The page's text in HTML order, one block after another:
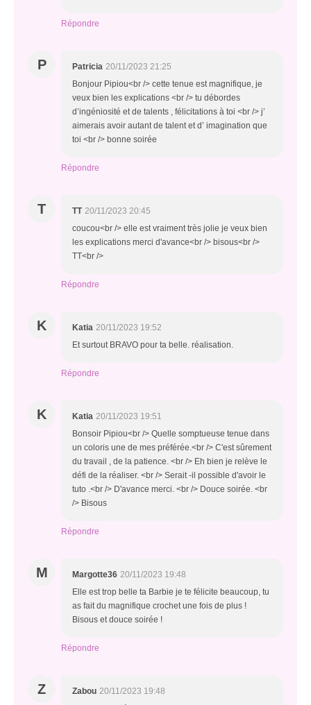
Répondre
P Patricia 20/11/2023 21:25
Bonjour Pipiou<br /> cette tenue est magnifique, je
veux bien les explications <br /> tu débordes
d’ingéniosité et de talents , félicitations à toi <br /> j’
aimerais avoir autant de talent et d’ imagination que
toi <br /> bonne soirée
Répondre
T TT 20/11/2023 20:45
coucou<br /> elle est vraiment très jolie je veux bien
les explications merci d'avance<br /> bisous<br />
TT<br />
Répondre
K Katia 20/11/2023 19:52
Et surtout BRAVO pour ta belle. réalisation.
Répondre
K Katia 20/11/2023 19:51
Bonsoir Pipiou<br /> Quelle somptueuse tenue dans
un coloris une de mes préférée.<br /> C'est sûrement
du travail , de la patience. <br /> Eh bien je relève le
défi de la réaliser. <br /> Serait -il possible d'avoir le
tuto .<br /> D'avance merci. <br /> Douce soirée. <br
/> Bisous
Répondre
M Margotte36 20/11/2023 19:48
Elle est trop belle ta Barbie je te félicite beaucoup, tu
as fait du magnifique crochet une fois de plus !
Bisous et douce soirée !
Répondre
Z Zabou 20/11/2023 19:48